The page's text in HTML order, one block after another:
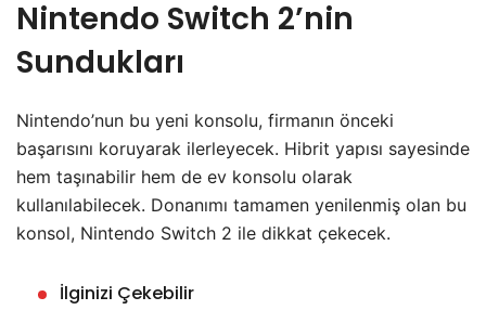
Nintendo Switch 2’nin
Sundukları
Nintendo’nun bu yeni konsolu, firmanın önceki
başarısını koruyarak ilerleyecek. Hibrit yapısı sayesinde
hem taşınabilir hem de ev konsolu olarak
kullanılabilecek. Donanımı tamamen yenilenmiş olan bu
konsol, Nintendo Switch 2 ile dikkat çekecek.
İlginizi Çekebilir